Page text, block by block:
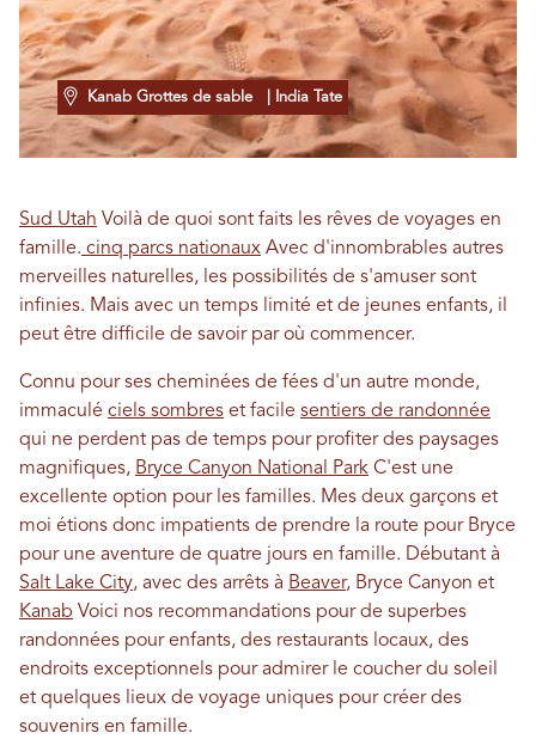
Kanab Grottes de sable | India Tate
Sud Utah Voilà de quoi sont faits les rêves de voyages en
famille. cinq parcs nationaux Avec d'innombrables autres
merveilles naturelles, les possibilités de s'amuser sont
infinies. Mais avec un temps limité et de jeunes enfants, il
peut être difficile de savoir par où commencer.
Connu pour ses cheminées de fées d'un autre monde,
immaculé ciels sombres et facile sentiers de randonnée
qui ne perdent pas de temps pour profiter des paysages
magnifiques, Bryce Canyon National Park C'est une
excellente option pour les familles. Mes deux garçons et
moi étions donc impatients de prendre la route pour Bryce
pour une aventure de quatre jours en famille. Débutant à
Salt Lake City, avec des arrêts à Beaver, Bryce Canyon et
Kanab Voici nos recommandations pour de superbes
randonnées pour enfants, des restaurants locaux, des
endroits exceptionnels pour admirer le coucher du soleil
et quelques lieux de voyage uniques pour créer des
souvenirs en famille.